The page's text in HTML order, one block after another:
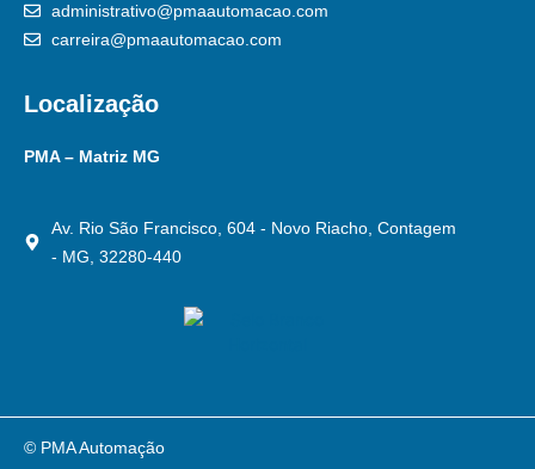
administrativo@pmaautomacao.com
carreira@pmaautomacao.com
Localização
PMA – Matriz MG
Av. Rio São Francisco, 604 - Novo Riacho, Contagem
- MG, 32280-440
© PMA Automação